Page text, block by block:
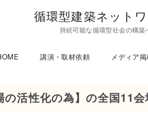
循環型建築ネット
持続可能な循環型社会の構築
講演・取材依頼 メディア
の活性化の為】の全国11